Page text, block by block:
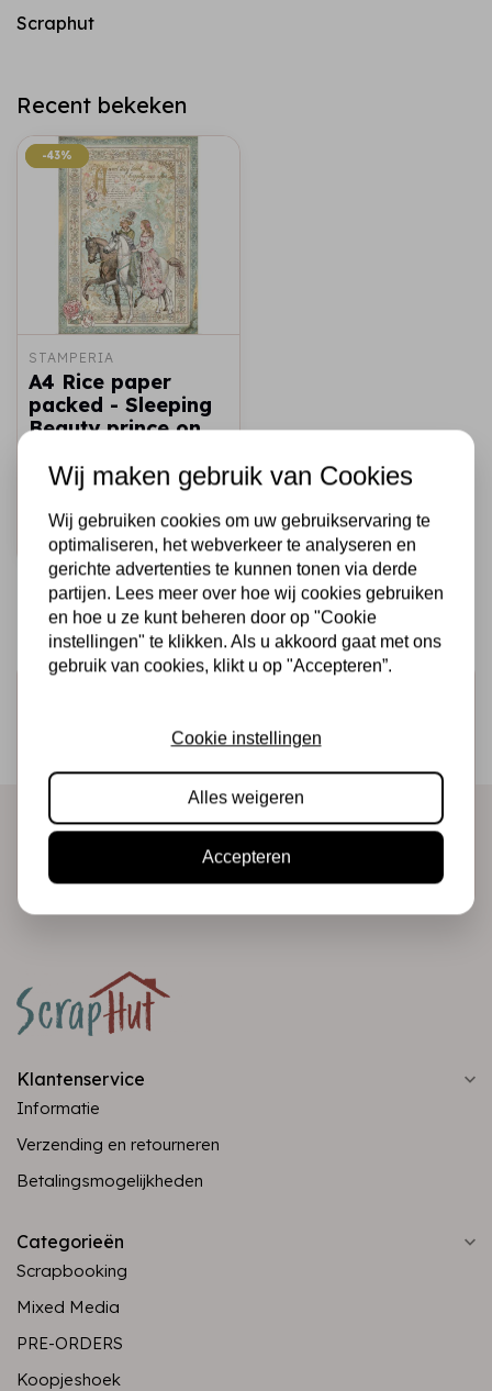
Scraphut
Recent bekeken
-43%
-43%
STAMPERIA
A4 Rice paper
packed - Sleeping
Beauty prince on
€1,75 €1,00 Op voorraad
Snel toevoegen
Ontvang als eerste onze actie en nieuwe producten
Klantenservice
Informatie
Verzending en retourneren
Betalingsmogelijkheden
Categorieën
Scrapbooking
Mixed Media
PRE-ORDERS
Koopjeshoek
Wij maken gebruik van Cookies
Wij gebruiken cookies om uw gebruikservaring te
optimaliseren, het webverkeer te analyseren en
gerichte advertenties te kunnen tonen via derde
partijen. Lees meer over hoe wij cookies gebruiken
en hoe u ze kunt beheren door op "Cookie
instellingen" te klikken. Als u akkoord gaat met ons
gebruik van cookies, klikt u op "Accepteren”.
Cookie instellingen
Alles weigeren
Accepteren